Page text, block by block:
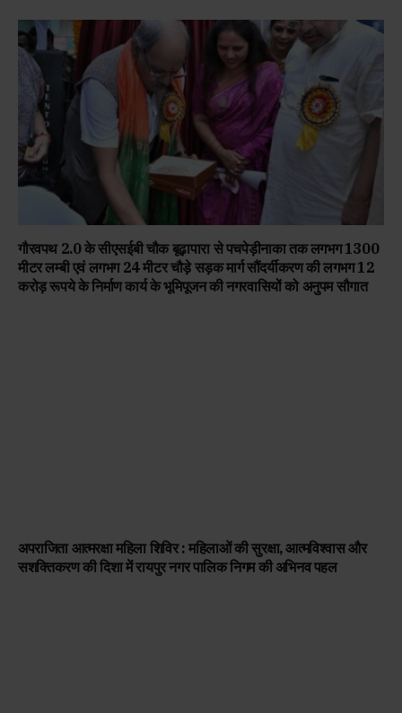
गौरवपथ 2.0 के सीएसईबी चौक बूढ़ापारा से पचपेड़ीनाका तक लगभग 1300
मीटर लम्बी एवं लगभग 24 मीटर चौड़े सड़क मार्ग सौंदर्यीकरण की लगभग 12
करोड़ रूपये के निर्माण कार्य के भूमिपूजन की नगरवासियों को अनुपम सौगात
अपराजिता आत्मरक्षा महिला शिविर : महिलाओं की सुरक्षा, आत्मविश्वास और
सशक्तिकरण की दिशा में रायपुर नगर पालिक निगम की अभिनव पहल